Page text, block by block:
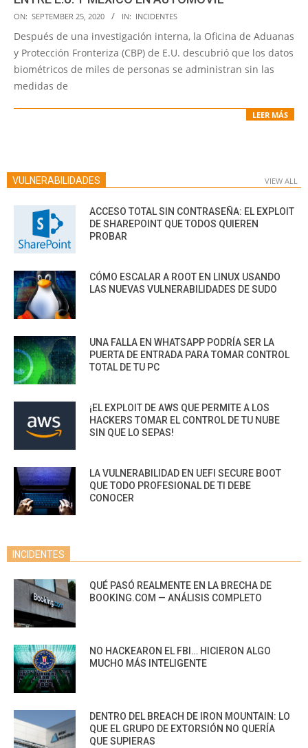
2020-
09-
25
ON: SEPTEMBER 25, 2020 IN: INCIDENTES
Después de una investigación interna, la Oficina de Aduanas
y Protección Fronteriza (CBP) de E.U. descubrió que los datos
biométricos de miles de personas se administran sin las
medidas de
LEER MÁS
VULNERABILIDADES VIEW ALL
ACCESO TOTAL SIN CONTRASEÑA: EL EXPLOIT
DE SHAREPOINT QUE TODOS QUIEREN
PROBAR
CÓMO ESCALAR A ROOT EN LINUX USANDO
LAS NUEVAS VULNERABILIDADES DE SUDO
UNA FALLA EN WHATSAPP PODRÍA SER LA
PUERTA DE ENTRADA PARA TOMAR CONTROL
TOTAL DE TU PC
¡EL EXPLOIT DE AWS QUE PERMITE A LOS
HACKERS TOMAR EL CONTROL DE TU NUBE
SIN QUE LO SEPAS!
LA VULNERABILIDAD EN UEFI SECURE BOOT
QUE TODO PROFESIONAL DE TI DEBE
CONOCER
INCIDENTES
QUÉ PASÓ REALMENTE EN LA BRECHA DE
BOOKING.COM — ANÁLISIS COMPLETO
NO HACKEARON EL FBI… HICIERON ALGO
MUCHO MÁS INTELIGENTE
DENTRO DEL BREACH DE IRON MOUNTAIN: LO
QUE EL GRUPO DE EXTORSIÓN NO QUERÍA
QUE SUPIERAS